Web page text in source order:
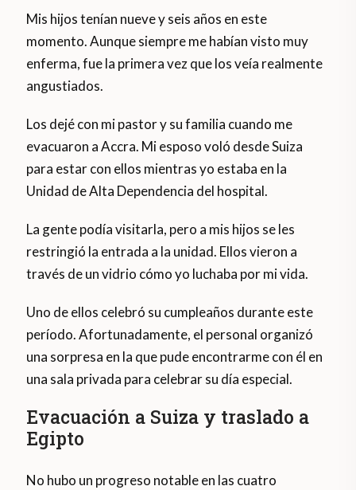
Mis hijos tenían nueve y seis años en este
momento. Aunque siempre me habían visto muy
enferma, fue la primera vez que los veía realmente
angustiados.
Los dejé con mi pastor y su familia cuando me
evacuaron a Accra. Mi esposo voló desde Suiza
para estar con ellos mientras yo estaba en la
Unidad de Alta Dependencia del hospital.
La gente podía visitarla, pero a mis hijos se les
restringió la entrada a la unidad. Ellos vieron a
través de un vidrio cómo yo luchaba por mi vida.
Uno de ellos celebró su cumpleaños durante este
período. Afortunadamente, el personal organizó
una sorpresa en la que pude encontrarme con él en
una sala privada para celebrar su día especial.
Evacuación a Suiza y traslado a
Egipto
No hubo un progreso notable en las cuatro